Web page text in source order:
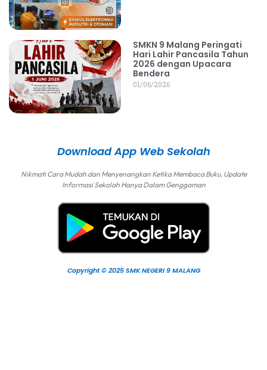
SMKN 9 Malang Peringati
Hari Lahir Pancasila Tahun
2026 dengan Upacara
Bendera
01/06/2026
Download App Web Sekolah
Nikmati Cara Mudah dan Menyenangkan Ketika Membaca Buku, Update
Informasi Sekolah Hanya Dalam Genggaman
Copyright © 2025 SMK NEGERI 9 MALANG